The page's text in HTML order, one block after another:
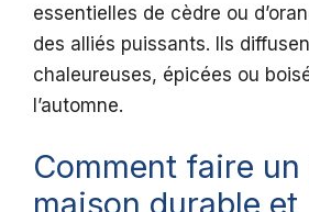
essentielles de cèdre ou
des alliés puissants. Ils
chaleureuses, épicées ou
l’automne.
Comment faire
maison durable et